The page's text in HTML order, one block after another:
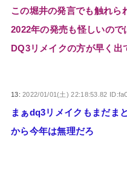
この堀井の発言でも触れら
2022年の発売も怪しいので
DQ3リメイクの方が早く出
13:2022/01/01(土) 22:18:53.82
まぁdq3リメイクもまだま
から今年は無理だろ